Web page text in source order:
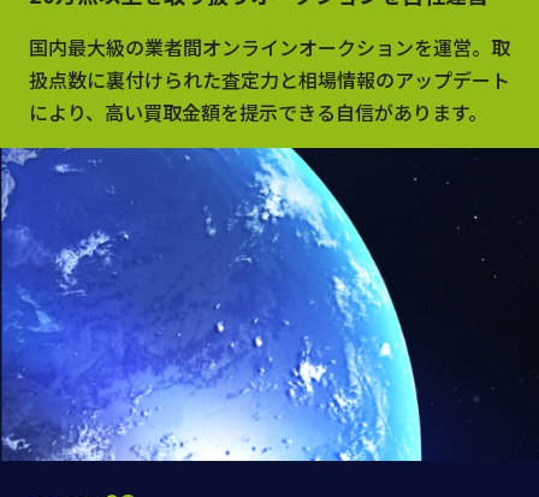
国内最大級の業者間オンラインオークションを運営。取
扱点数に裏付けられた査定力と相場情報のアップデート
により、高い買取金額を提示できる自信があります。